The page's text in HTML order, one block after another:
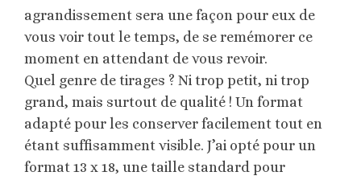
agrandissement sera une façon pour eux de
vous voir tout le temps, de se remémorer ce
moment en attendant de vous revoir.
Quel genre de tirages ? Ni trop petit, ni trop
grand, mais surtout de qualité ! Un format
adapté pour les conserver facilement tout en
étant suffisamment visible. J’ai opté pour un
format 13 x 18, une taille standard pour